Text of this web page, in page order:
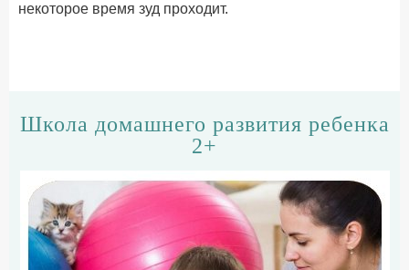
некоторое время зуд проходит.
Школа домашнего развития ребенка
2+